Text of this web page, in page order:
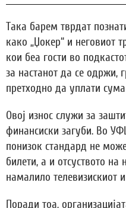
Така барем тврдат
како „Џокер“ и неговиот
кои беа гости во
за настанот да се одржи,
претходно да уплати
Овој износ служи за
финансиски загуби. Во
понизок стандард не
билети, а и отсуството на
намалило телевизискиот
Поради тоа,